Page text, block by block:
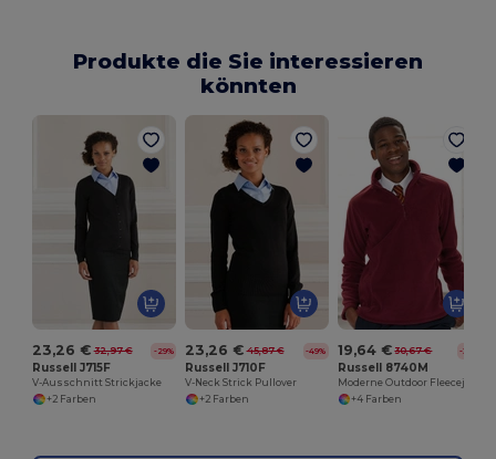
Produkte die Sie interessieren
könnten
23,26 € 32,97 € -29%
Russell J715F
V-Ausschnitt Strickjacke
+2 Farben
23,26 € 45,87 € -49%
Russell J710F
V-Neck Strick Pullover
+2 Farben
19,64 € 30,67 € -36%
Russell 8740M
+4 Farben